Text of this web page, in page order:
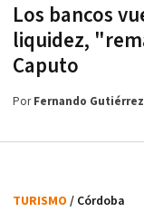
Los bancos
liquidez,
Caputo
PorFernando Gutiérrez
TURISMO / Córdoba